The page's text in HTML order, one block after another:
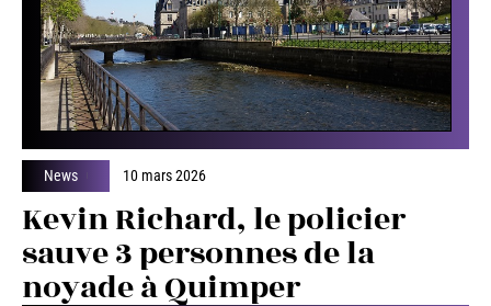
News 10 mars 2026
Kevin Richard, le policier
sauve 3 personnes de la
noyade à Quimper